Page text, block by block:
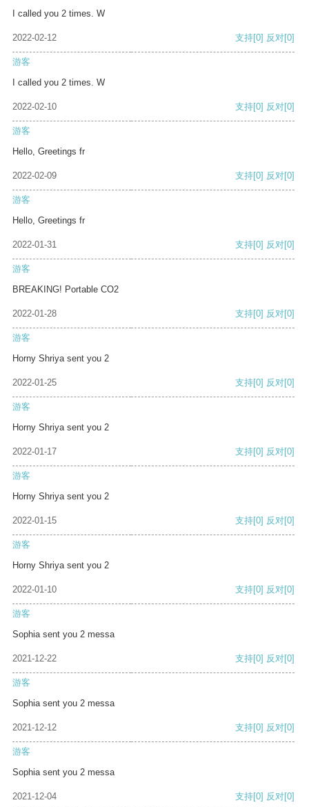
I called you 2 times. W
2022-02-12 支持[0] 反对[0]
游客
I called you 2 times. W
2022-02-10 支持[0] 反对[0]
游客
Hello, Greetings fr
2022-02-09 支持[0] 反对[0]
游客
Hello, Greetings fr
2022-01-31 支持[0] 反对[0]
游客
BREAKING! Portable CO2
2022-01-28 支持[0] 反对[0]
游客
Horny Shriya sent you 2
2022-01-25 支持[0] 反对[0]
游客
Horny Shriya sent you 2
2022-01-17 支持[0] 反对[0]
游客
Horny Shriya sent you 2
2022-01-15 支持[0] 反对[0]
游客
Horny Shriya sent you 2
2022-01-10 支持[0] 反对[0]
游客
Sophia sent you 2 messa
2021-12-22 支持[0] 反对[0]
游客
Sophia sent you 2 messa
2021-12-12 支持[0] 反对[0]
游客
Sophia sent you 2 messa
2021-12-04 支持[0] 反对[0]